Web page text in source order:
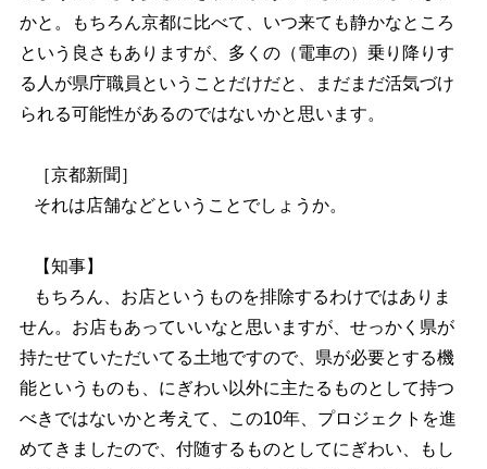
かと。もちろん京都に比べて、いつ来ても静かなところ
という良さもありますが、多くの（電車の）乗り降りす
る人が県庁職員ということだけだと、まだまだ活気づけ
られる可能性があるのではないかと思います。
［京都新聞］
それは店舗などということでしょうか。
【知事】
もちろん、お店というものを排除するわけではありま
せん。お店もあっていいなと思いますが、せっかく県が
持たせていただいてる土地ですので、県が必要とする機
能というものも、にぎわい以外に主たるものとして持つ
べきではないかと考えて、この10年、プロジェクトを進
めてきましたので、付随するものとしてにぎわい、もし